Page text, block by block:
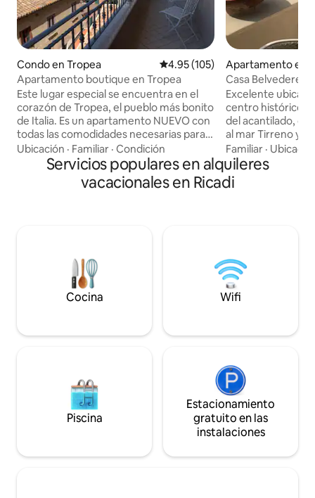
Condo en Tropea Calificación promedio: 4.95 de
4.95 (105)
Apartamento boutique en Tropea
Este lugar especial se encuentra en el
corazón de Tropea, el pueblo más bonito
de Italia. Es un apartamento NUEVO con
todas las comodidades necesarias para
disfrutar de una estancia con el máximo
confort: te ofrece una espléndida y
única vista al mar, aparcamiento (bajo
petición), ascensor, aire acondicionado,
momento de relajación mágica y
diversión fácil.
Ubicación · Familiar · Condición
Apartamento en
Casa Belvedere
Excelente
centro histórico
del acantilado,
al mar Tirreno y a
Santa Maria
Tropea, así como
apartamento fue
recientemente y
libre con
zona de estar.
Familiar ·
Servicios populares en alquileres
vacacionales en Ricadi
Cocina Wifi
Piscina
Estacionamiento
gratuito en las
instalaciones